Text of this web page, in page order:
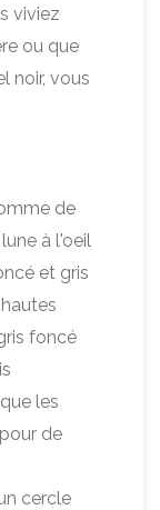
viviez
ou que
noir, vous
de
à l'oeil
et gris
foncé
les
de
cercle